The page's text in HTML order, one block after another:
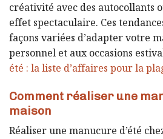
créativité avec des autocollants
effet spectaculaire. Ces
façons variées d’adapter votre
personnel et aux occasions
été : la liste d’affaires pour la
Comment réaliser une
maison
Réaliser une manucure d’été